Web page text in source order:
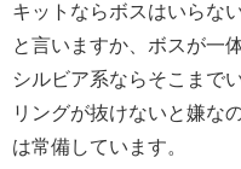
キットならボスはいらない
と言いますか、ボスが一
シルビア系ならそこまで
リングが抜けないと嫌な
は常備しています。